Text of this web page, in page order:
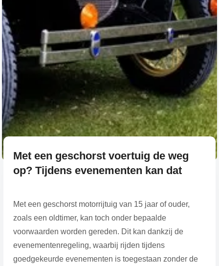
Met een geschorst voertuig de weg
op? Tijdens evenementen kan dat
Met een geschorst motorrijtuig van 15 jaar of ouder,
zoals een oldtimer, kan toch onder bepaalde
voorwaarden worden gereden. Dit kan dankzij de
evenementenregeling, waarbij rijden tijdens
goedgekeurde evenementen is toegestaan zonder de